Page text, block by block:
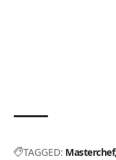
TAGGED: Masterchef